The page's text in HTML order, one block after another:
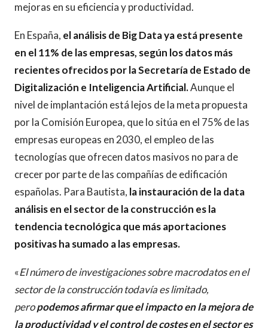
mejoras en su eficiencia y productividad.
En España, el análisis de Big Data ya está presente
en el 11% de las empresas, según los datos más
recientes ofrecidos por la Secretaría de Estado de
Digitalización e Inteligencia Artificial.Aunque el
nivel de implantación está lejos de la meta propuesta
por la Comisión Europea, que lo sitúa en el 75% de las
empresas europeas en 2030, el empleo de las
tecnologías que ofrecen datos masivos no para de
crecer por parte de las compañías de edificación
españolas. Para Bautista, la instauración de la data
análisis en el sector de la construcción es la
tendencia tecnológica que más aportaciones
positivas ha sumado a las empresas.
«El número de investigaciones sobre macrodatos en el
sector de la construcción todavía es limitado,
peropodemos afirmar que el impacto en la mejora de
la productividad y el control de costes en el sector es